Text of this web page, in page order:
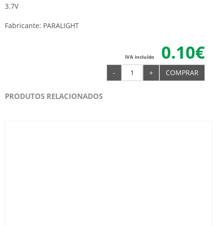
3.7V
Fabricante: PARALIGHT
0.10€
IVA incluído
- + COMPRAR
PRODUTOS RELACIONADOS